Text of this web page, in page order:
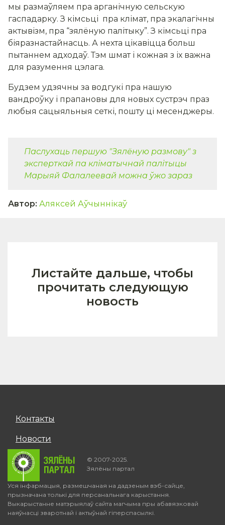
мы размаўляем пра арганічную сельскую
гаспадарку. З кімсьці пра клімат, пра экалагічны
актывізм, пра “зялёную палітыку”. З кімсьці пра
біяразнастайнасць. А нехта цікавіцца больш
пытаннем адходаў. Тэм шмат і кожная з іх важна
для разумення цэлага.
Будзем удзячны за водгукі пра нашую
вандроўку і прапановы для новых сустрэч праз
любыя сацыяльныя сеткі, пошту ці месенджеры.
Паслухаць першую "Зялёную размову" з
эксперткай па кліматычнай палітыцы
Марыяй Фалалеевай можна ўжо зараз
Автор: Аляксей Аўчыннікаў
Листайте дальше, чтобы
прочитать следующую
новость
Контакты
Новости
© 2007-2025.
Зялёны партал
Уся інфармацыя, размешчаная на дадзеным вэб-сайце,
прызначана толькі для персанальнага карыстання.
Выкарыстанне матэрыялаў сайта магчыма пры абавязковай
наяўнасці зваротнай і актыўнай гіперспасылкі.